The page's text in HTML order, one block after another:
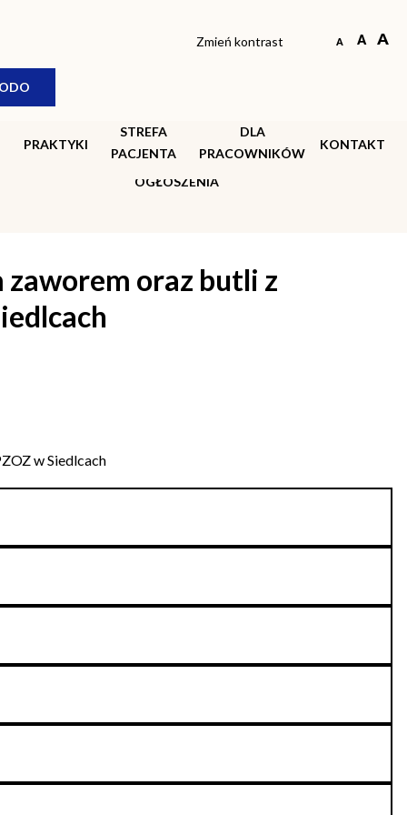
Zmień kontrast
PRAKTYKI
STREFA
PACJENTA
DLA
PRACOWNIKÓW
KONTAKT
AKTUALNOŚCI PRAWNE
OGŁOSZENIA
oraz butli z
w Siedlcach